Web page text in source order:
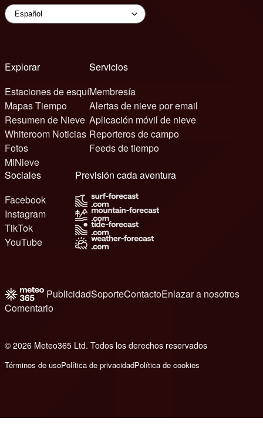
Explorar
Estaciones de esquí
Mapas Tiempo
Resumen de Nieve
Whiteroom Noticias
Fotos
MiNieve
Servicios
Membresía
Alertas de nieve por email
Aplicación móvil de nieve
Reporteros de campo
Feeds de tiempo
Sociales
Facebook
Instagram
TikTok
YouTube
Previsión cada aventura
PublicidadSoporteContactoEnlazar a nosotros
Comentario
© 2026 Meteo365 Ltd. Todos los derechos reservados
Términos de usoPolítica de privacidadPolítica de cookies